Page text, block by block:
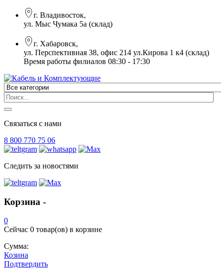
г. Владивосток,
ул. Мыс Чумака 5а (склад)
г. Хабаровск,
ул. Перспективная 38, офис 214 ул.Кирова 1 к4 (склад)
Время работы филиалов 08:30 - 17:30
Связаться с нами
8 800 770 75 06
Следить за новостями
Корзина -
0
Сейчас 0 товар(ов) в корзине
Сумма:
Козина
Подтвердить